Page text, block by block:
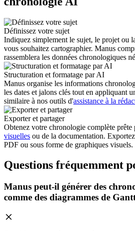
Définissez votre sujet
Indiquez simplement le sujet, le projet ou
vous souhaitez cartographier. Manus
rassemblera les données chronologiques
Structuration et formatage par AI
Manus organise les informations
les dates et jalons clés tout en appliquant
similaire à nos outils d'assistance à la
Exporter et partager
Obtenez votre chronologie complète prête
visuelles ou de la documentation.
PDF ou sous forme de graphiques visuels.
Questions fréquemment
Manus peut-il générer des
comme des diagrammes de